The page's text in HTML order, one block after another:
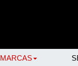
MARCAS